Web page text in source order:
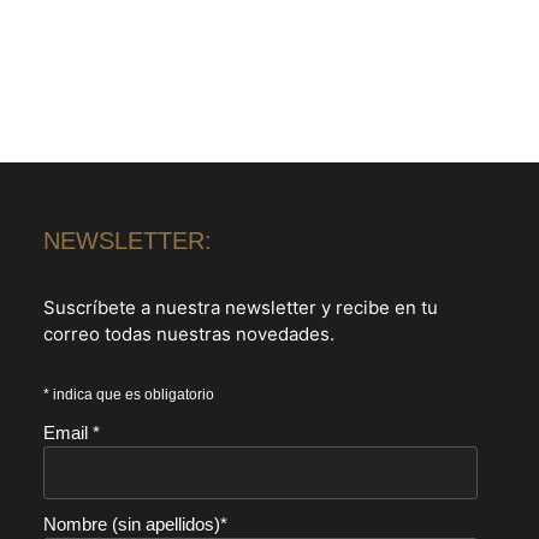
NEWSLETTER:
Suscríbete a nuestra newsletter y recibe en tu
correo todas nuestras novedades.
* indica que es obligatorio
Email *
Nombre (sin apellidos)*